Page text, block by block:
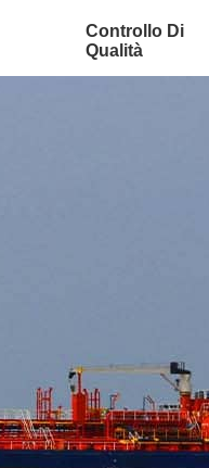
Controllo Di
Qualità